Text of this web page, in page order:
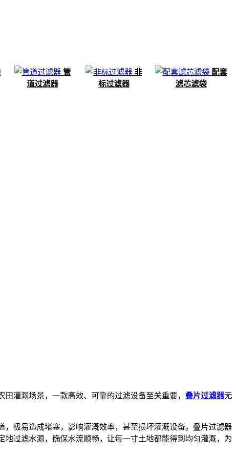
管
道过滤器
非
标过滤器
配套
滤芯滤袋
灌溉场景，一款高效、可靠的过滤设备至关重要， 叠片过滤器无
极易造成堵塞，影响灌溉效率，甚至损坏灌溉设备。叠片过滤器
过滤水源，确保水流顺畅，让每一寸土地都能得到均匀灌溉，为